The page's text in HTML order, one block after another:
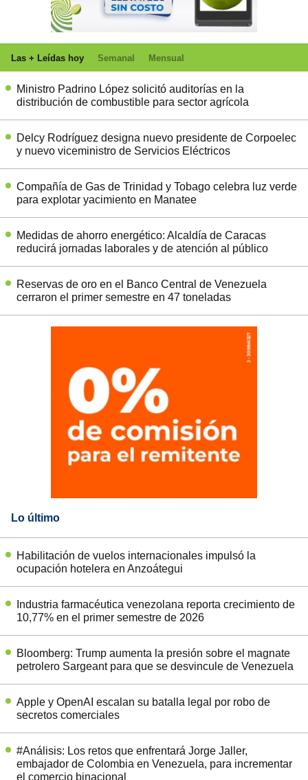
Las + Leídas hoy Semanal Mensual
Ministro Padrino López solicitó auditorías en la
distribución de combustible para sector agrícola
Delcy Rodríguez designa nuevo presidente de Corpoelec
y nuevo viceministro de Servicios Eléctricos
Compañía de Gas de Trinidad y Tobago celebra luz verde
para explotar yacimiento en Manatee
Medidas de ahorro energético: Alcaldía de Caracas
reducirá jornadas laborales y de atención al público
Reservas de oro en el Banco Central de Venezuela
cerraron el primer semestre en 47 toneladas
Lo último
Habilitación de vuelos internacionales impulsó la
ocupación hotelera en Anzoátegui
Industria farmacéutica venezolana reporta crecimiento de
10,77% en el primer semestre de 2026
Bloomberg: Trump aumenta la presión sobre el magnate
petrolero Sargeant para que se desvincule de Venezuela
Apple y OpenAI escalan su batalla legal por robo de
secretos comerciales
#Análisis: Los retos que enfrentará Jorge Jaller,
embajador de Colombia en Venezuela, para incrementar
el comercio binacional